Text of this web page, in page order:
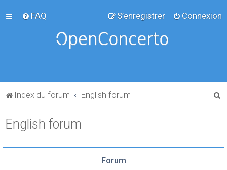
FAQ Connexion
S’enregistrer
Index du forum English forum
e
English forum
Forum